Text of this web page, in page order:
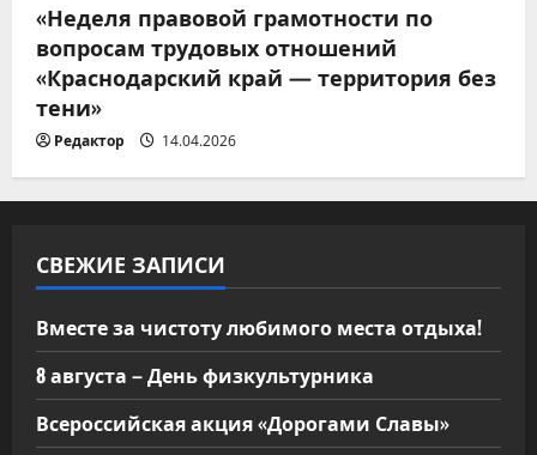
«Неделя правовой грамотности по
вопросам трудовых отношений
«Краснодарский край — территория без
тени»
Редактор 14.04.2026
СВЕЖИЕ ЗАПИСИ
Вместе за чистоту любимого места отдыха!
8 августа – День физкультурника
Всероссийская акция «Дорогами Славы»